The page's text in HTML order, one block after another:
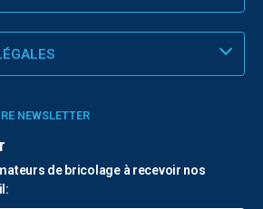
NEWSLETTER
de bricolage à recevoir nos